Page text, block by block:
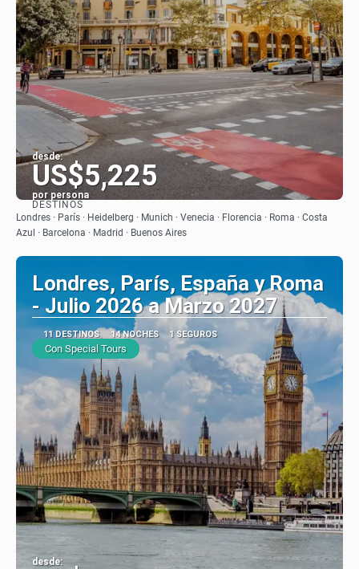
desde:
US$5,225
por persona
Ver
DESTINOS
Londres · París · Heidelberg · Munich · Venecia · Florencia · Roma · Costa
Azul · Barcelona · Madrid · Buenos Aires
Londres, París, España y Roma
- Julio 2026 a Marzo 2027
11 DESTINOS 14 NOCHES 1 SEGUROS
Con Special Tours
desde: